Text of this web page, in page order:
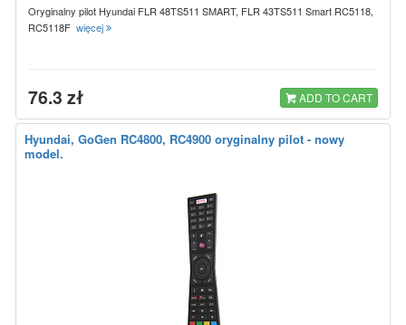
Oryginalny pilot Hyundai FLR 48TS511 SMART, FLR 43TS511 Smart RC5118,
RC5118F więcej
76.3 zł ADD TO CART
Hyundai, GoGen RC4800, RC4900 oryginalny pilot - nowy
model.